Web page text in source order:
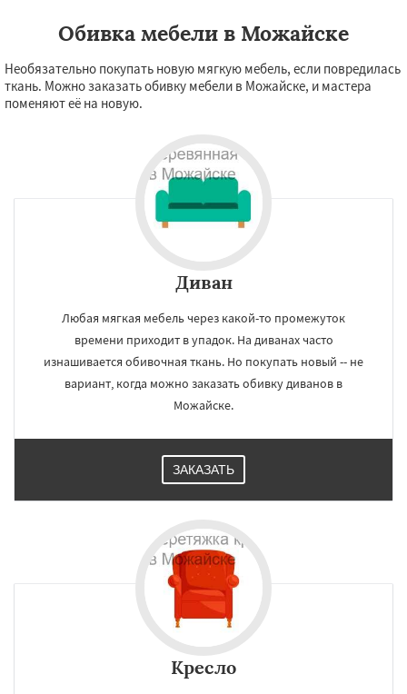
Обивка мебели в Можайске
Необязательно покупать новую мягкую мебель, если повредилась
ткань. Можно заказать обивку мебели в Можайске, и мастера
поменяют её на новую.
Диван
Любая мягкая мебель через какой-то промежуток
времени приходит в упадок. На диванах часто
изнашивается обивочная ткань. Но покупать новый -- не
вариант, когда можно заказать обивку диванов в
Можайске.
ЗАКАЗАТЬ
Кресло